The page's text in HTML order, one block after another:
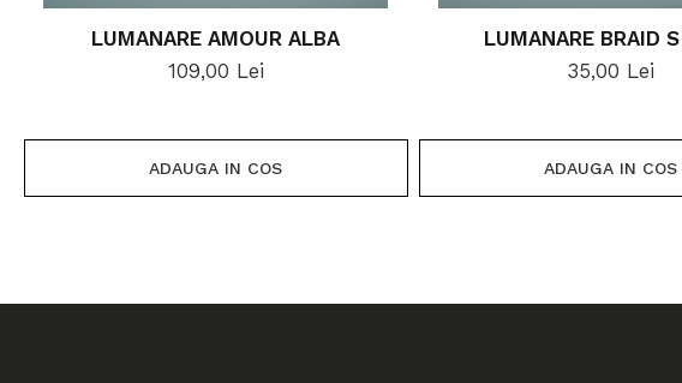
LUMANARE AMOUR ALBA
109,00 Lei
ADAUGA IN COS
LUMANARE BRAID
35,00 Lei
ADAUGA IN COS